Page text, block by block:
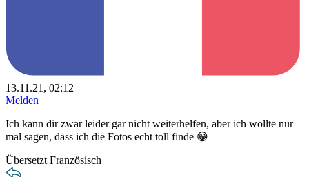
13.11.21, 02:12
Melden
Ich kann dir zwar leider gar nicht weiterhelfen, aber ich wollte nur
mal sagen, dass ich die Fotos echt toll finde 😁
Übersetzt Französisch